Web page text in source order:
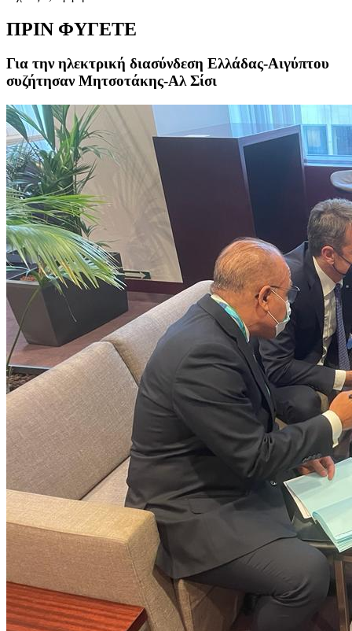
ΠΡΙΝ ΦΥΓΕΤΕ
Για την ηλεκτρική διασύνδεση Ελλάδας-Αιγύπτου
συζήτησαν Μητσοτάκης-Αλ Σίσι